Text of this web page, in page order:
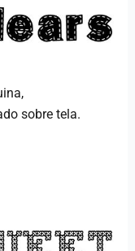
sobre tela.